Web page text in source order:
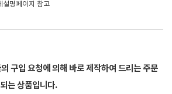
설명페이지 참고
구입 요청에 의해 바로 제작하여 드리는 주문
는 상품입니다.